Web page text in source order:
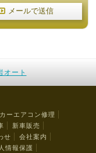
メールで送信
オート
カーエアコン修理
新車販売
せ
会社案内
情報保護